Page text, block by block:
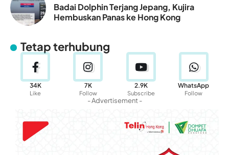
Badai Dolphin Terjang Jepang, Kujira
Hembuskan Panas ke Hong Kong
Tetap terhubung
34K
Like
7K
Follow
2.9K
Subscribe
WhatsApp
Follow
- Advertisement -